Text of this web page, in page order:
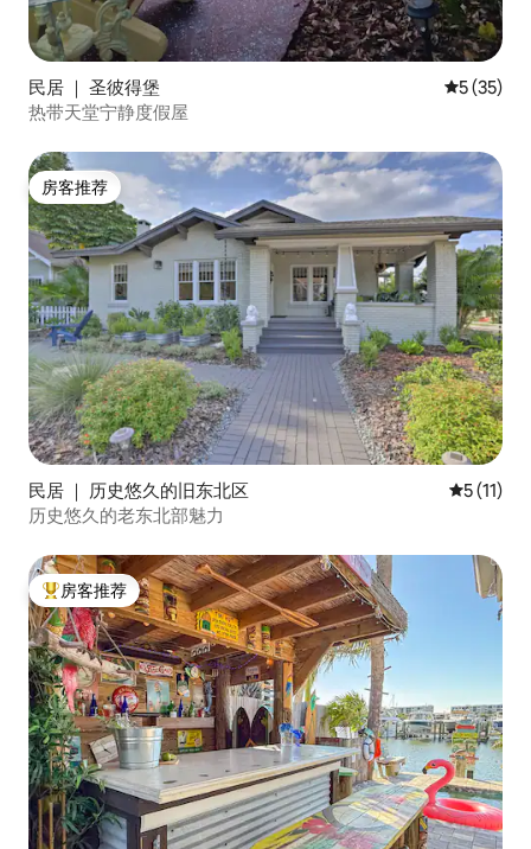
民居 ｜ 圣彼得堡 平均评分
5 (35)
热带天堂宁静度假屋
房客推荐
房客推荐
民居 ｜ 历史悠久的旧东北区 平均评分
5 (11)
历史悠久的老东北部魅力
热门「房客推荐」
房客推荐